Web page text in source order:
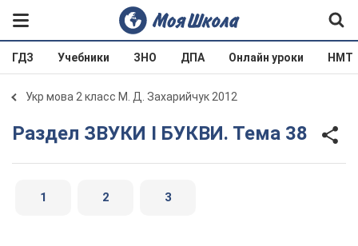
ГДЗ Учебники ЗНО ДПА Онлайн уроки НМТ
Укр мова 2 класс М. Д. Захарийчук 2012
Раздел ЗВУКИ І БУКВИ. Тема 38
1 2 3